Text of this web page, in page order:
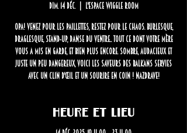
dim. 14 déc.
  |
L'Espace Wiggle Room
Opa! Venez pour les paillettes, restez pour le chaos. Burlesque,
draglesque, stand-up, danse du ventre... tout ce dont votre mère
vous a mis en garde, et bien plus encore. Sombre, audacieux et
juste un peu dangereux, voici les saveurs des Balkans servies
avec un clin d'œil et un sourire en coin ! Nazdrave!
Heure et lieu